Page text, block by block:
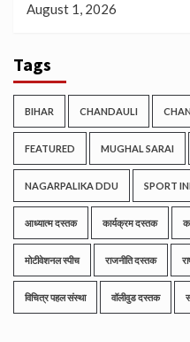
August 1, 2026
Tags
BIHAR CHANDAULI
FEATURED MUGHAL SARAI
NAGARPALIKA DDU SPORT
आध्यात्म दस्तक कार्यक्रम दस्तक
मोटीवेशनल स्पीच राजनीति दस्तक
विचित्र पहल संस्था वॉलीवुड दस्तक